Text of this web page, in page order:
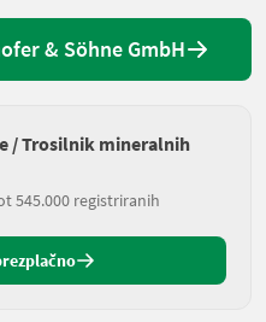
& Söhne GmbH
/ Trosilnik mineralnih
545.000 registriranih